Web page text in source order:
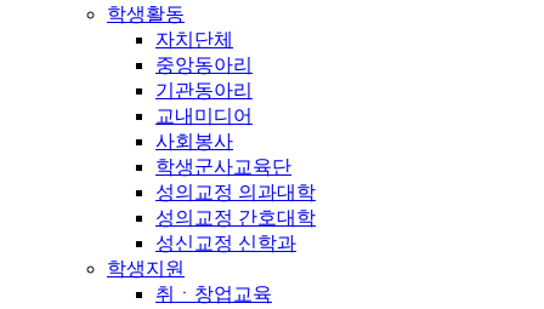
학생활동
자치단체
중앙동아리
기관동아리
교내미디어
사회봉사
학생군사교육단
성의교정 의과대학
성의교정 간호대학
성신교정 신학과
학생지원
취ㆍ창업교육